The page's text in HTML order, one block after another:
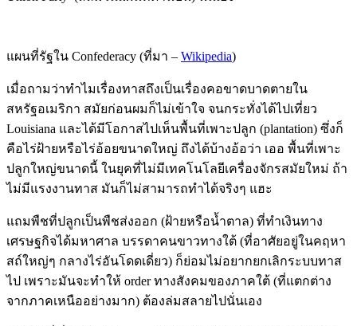
แผนที่รัฐใน Confederacy (ที่มา – Wikipedia)
เมื่อถามว่าทำไมเรื่องทาสถึงเป็นเรื่องคอขาดบาดตายใน
สหรัฐอเมริกา สมัยก่อนผมก็ไม่เข้าใจ จนกระทั่งได้ไปเที่ยว
Louisiana และได้มีโอกาสไปเห็นพื้นที่เพาะปลูก (plantation) ซึ่งก็
คือไร่ฝ้ายหรือไร่อ้อยขนาดใหญ่ ถึงได้บ้างอ้อว่า เออ พื้นที่เพาะ
ปลูกใหญ่ขนาดนี้ ในยุคที่ไม่มีเทคโนโลยีเครื่องจักรสมัยใหม่ ถ้า
ไม่มีแรงงานทาส มันก็ไม่สามารถทำได้จริงๆ แฮะ
แถมพืชที่ปลูกเป็นพืชส่งออก (ฝ้ายหรือน้ำตาล) ที่ทำเงินทาง
เศรษฐกิจได้มหาศาล บรรดาคนขาวทางใต้ (ที่อาศัยอยู่ในคฤหา
สถ์ใหญ่ๆ กลางไร่อันโดดเดี่ยว) ก็ย่อมไม่อยากยกเลิกระบบทาส
ไป เพราะมันจะทำให้ order ทางสังคมของภาคใต้ (ที่แตกต่าง
จากภาคเหนืออย่างมาก) ต้องล่มสลายไปนั่นเอง